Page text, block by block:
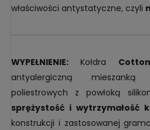
właściwości antystatyczne, czyli
WYPEŁNIENIE: Kołdra
antyalergiczną mieszanką
poliestrowych z powłoką
sprężystość i wytrzymałość
konstrukcji i zastosowanej